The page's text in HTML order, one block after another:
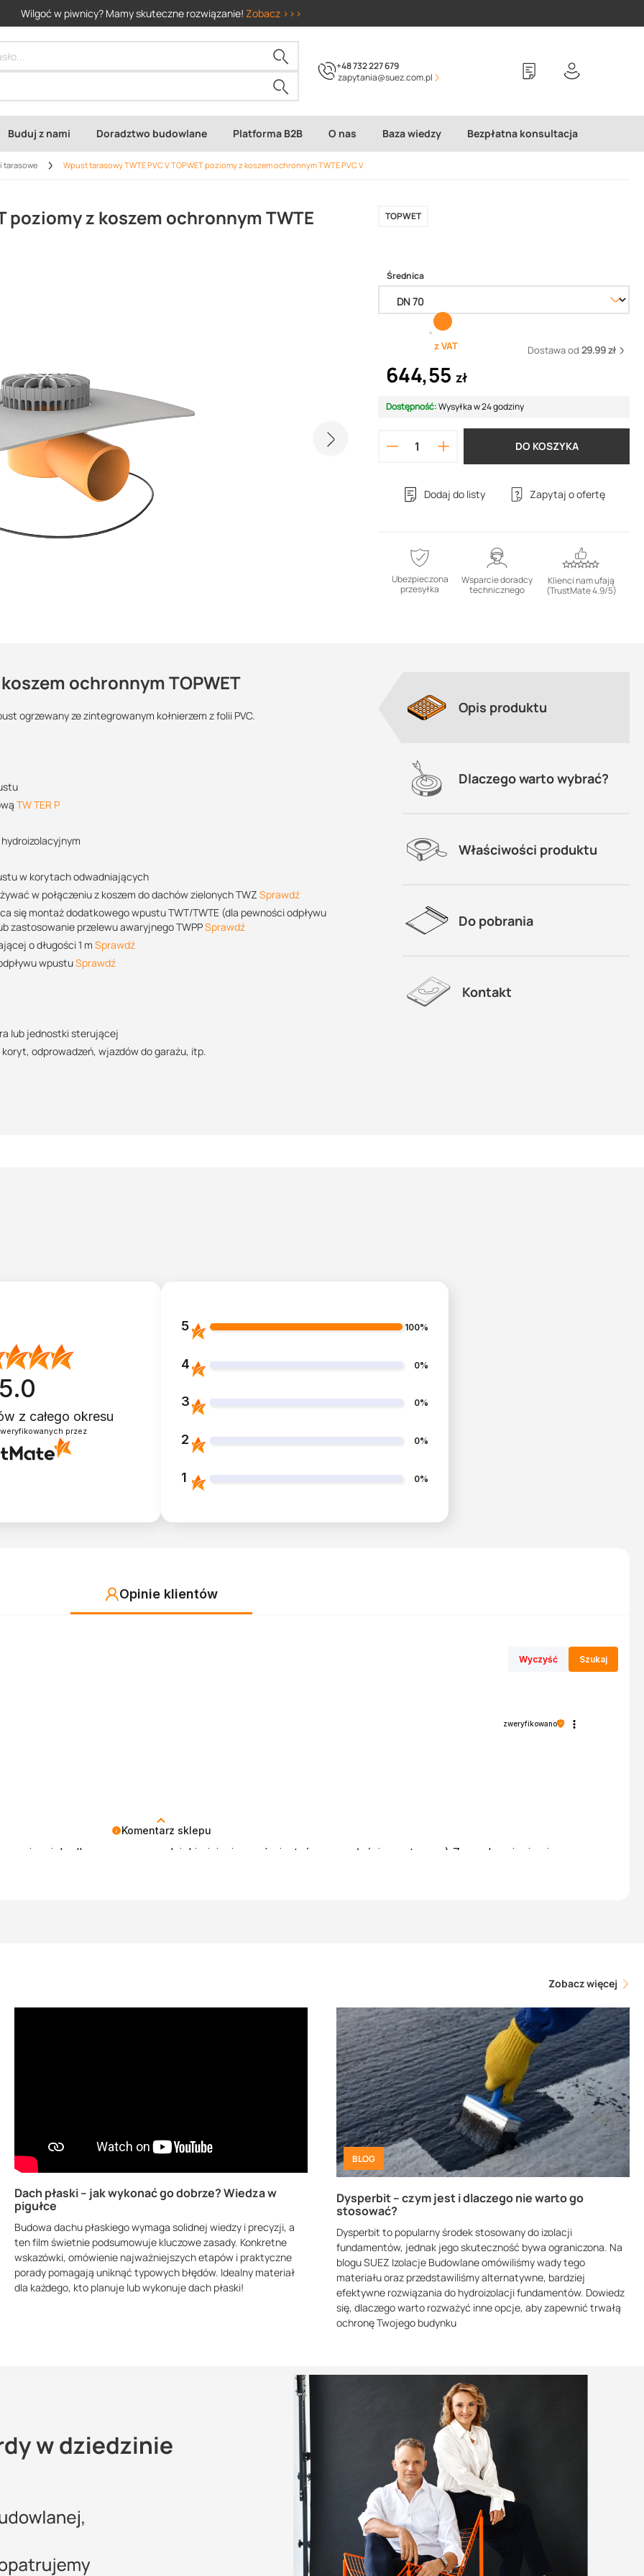
Wilgoć w piwnicy? Mamy skuteczne rozwiązanie! Zobacz >>>
+48 732 227 679
zapytania@suez.com.pl
Buduj z nami Doradztwo budowlane Platforma B2B O nas Baza wiedzy Bezpłatna konsultacja
tarasowe Wpust tarasowy TWTE PVC V TOPWET poziomy z koszem ochronnym TWTE PVC V
poziomy z koszem ochronnym TWTE
TOPWET
Średnica
z VAT Dostawa od 29.99 zł
644,55 zł
Dostępność:Wysyłka w 24 godziny
DO KOSZYKA
Dodaj do listy Zapytaj o ofertę
Ubezpieczona
przesyłka
Wsparcie doradcy
technicznego
Klienci nam ufają
(TrustMate 4.9/5)
ochronnym TOPWET
ogrzewany ze zintegrowanym kołnierzem z folii PVC.
TW TER P
w korytach odwadniających
w połączeniu z koszem do dachów zielonych TWZ Sprawdź
się montaż dodatkowego wpustu TWT/TWTE (dla pewności odpływu
zastosowanie przelewu awaryjnego TWPPSprawdź
o długości 1 m Sprawdź
wpustuSprawdź
lub jednostki sterującej
odprowadzeń, wjazdów do garażu, itp.
przed przedostawaniem się zanieczyszczeń
oraz wsparcie w zakresie doradztwa technicznego
wody z jego powierzchni, dzięki czemu nie tworzą się na nim
zastosowania odpowiednich wpustów i technologii już na etapie jego
gdy wpusty są położone na środku połaci, czyli nie przy attyce?
POBIERZ
Wojciech Reichert
+48 732 227 697
wojciech@suez.com.pl
Opis produktu
Dlaczego warto wybrać?
Właściwości produktu
Do pobrania
Kontakt
5.0
z całego okresu
przez
5 100%
4 0%
3 0%
2 0%
1 0%
Opinie klientów
Wyczyść Szukaj
Komentarz sklepu
wiele dla nas znaczy - dzięki niej wiemy, że jesteśmy na właściwym torze :) Z pozdrowieniami,
zweryfikowano
Zobacz więcej
Dach płaski – jak wykonać go dobrze? Wiedza w
pigułce
Budowa dachu płaskiego wymaga solidnej wiedzy i precyzji, a
ten film świetnie podsumowuje kluczowe zasady. Konkretne
wskazówki, omówienie najważniejszych etapów i praktyczne
porady pomagają uniknąć typowych błędów. Idealny materiał
dla każdego, kto planuje lub wykonuje dach płaski!
BLOG
Dysperbit – czym jest i dlaczego nie warto go
stosować?
Dysperbit to popularny środek stosowany do izolacji
fundamentów, jednak jego skuteczność bywa ograniczona. Na
blogu SUEZ Izolacje Budowlane omówiliśmy wady tego
materiału oraz przedstawiliśmy alternatywne, bardziej
efektywne rozwiązania do hydroizolacji fundamentów. Dowiedz
się, dlaczego warto rozważyć inne opcje, aby zapewnić trwałą
ochronę Twojego budynku